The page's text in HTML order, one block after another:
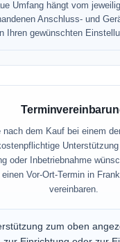
Umfang hängt vom
Anschluss- und
Ihren gewünschten
nach dem Kauf bei einem
oder Inbetriebnahme
einen Vor-Ort-Termin in
vereinbaren.
zum oben